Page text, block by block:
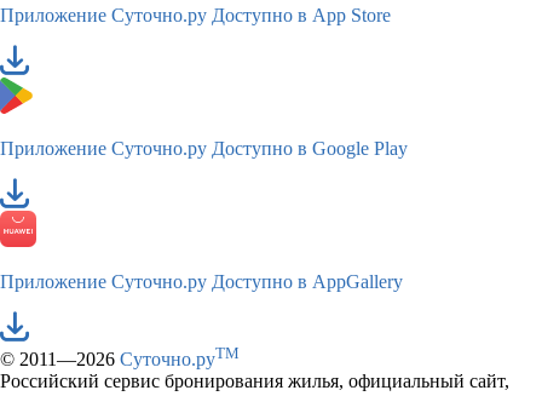
Приложение Суточно.ру Доступно в App Store
Приложение Суточно.ру Доступно в Google Play
Приложение Суточно.ру Доступно в AppGallery
© 2011—2026 Суточно.руTM
Российский сервис бронирования жилья, официальный сайт,